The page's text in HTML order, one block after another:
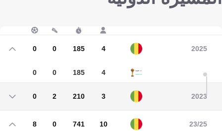
2025
4
185
0
0
4
185
0
0
2023
3
210
2
0
23/25
10
741
0
8